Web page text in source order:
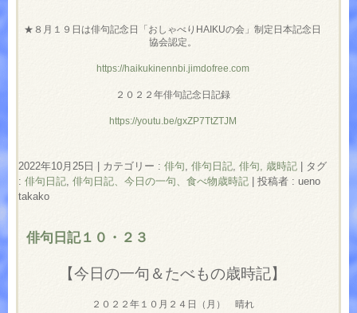
★８月１９日は俳句記念日「おしゃべりHAIKUの会」制定日本記念日
協会認定。
https://haikukinennbi.jimdofree.com
２０２２年俳句記念日記録
https://youtu.be/gxZP7TtZTJM
2022年10月25日 カテゴリー : 俳句, 俳句日記, 俳句, 歳時記
タグ
: 俳句日記, 俳句日記、今日の一句、食べ物歳時記
投稿者 : ueno
takako
俳句日記１０・２３
【今日の一句＆たべもの歳時記】
２０２２年１０月２４日（月） 晴れ